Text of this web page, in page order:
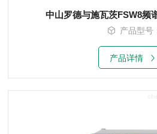
中山罗德与施瓦茨FSW8频
产品型号
产品详情